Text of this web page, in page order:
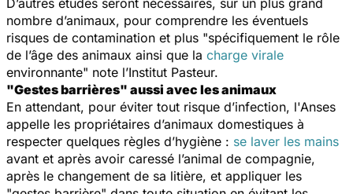
nombre d’animaux, pour comprendre les éventuels
risques de contamination et plus "spécifiquement le rôle
de l’âge des animaux ainsi que la charge virale
environnante" note l’Institut Pasteur.
"Gestes barrières" aussi avec les animaux
En attendant, pour éviter tout risque d’infection, l'Anses
appelle les propriétaires d’animaux domestiques à
respecter quelques règles d’hygiène : se laver les mains
avant et après avoir caressé l’animal de compagnie,
après le changement de sa litière, et appliquer les